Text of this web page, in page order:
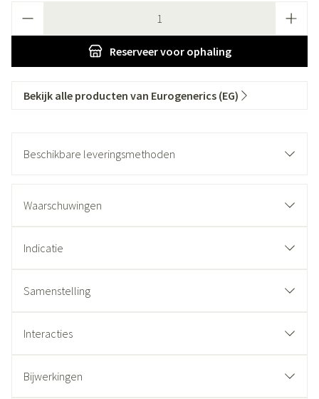
Reserveervoor ophaling
Bekijk alle producten van Eurogenerics (EG)
Beschikbare leveringsmethoden
Waarschuwingen
Indicatie
Samenstelling
Interacties
Bijwerkingen